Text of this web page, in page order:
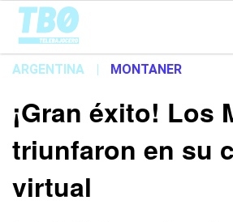
Cargando...
ARGENTINA | MONTANER
¡Gran éxito! Los
triunfaron en su
virtual